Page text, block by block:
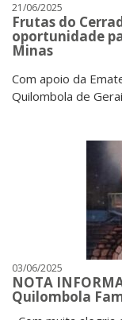
21/06/2025
Frutas do
oportunidade
Minas
Com apoio da
Quilombola de
03/06/2025
NOTA
Quilombola